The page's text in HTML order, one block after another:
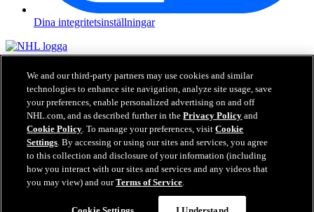
Dina integritetsinställningar
NHL.com är den officiella hemsidan för National Hockey League.
Alla NHL loggor och varumärken, NHL lag loggor och ord
beskrivna här för NHL och dess respektive lag får inte återskapas
utan tidigare skriftlig tillåtelse från NHL Enterprises, L.P. © NHL
2026. Alla Rättigheter Förbehållna. Alla NHL tröjor specialiserade
med NHL spelares namn och nummer är officiellt licenserade av
NHL och NHLPA. Ord och logga kring Zamboni och specialisering
kring Zambonis maskiner är registrerade varumärken hos Frank J.
Zamboni & Co., Inc.© Frank J. Zamboni & Co., Inc. 2026. Alla
Rättigheter Förbehållna. Andra varumärken från tredje part och
upphovsrätter tillhör respektive ägare. Alla Rättigheter Förbehållna.
We and our third-party partners may use cookies and similar
technologies to enhance site navigation, analyze site usage, save
your preferences, enable personalized advertising on and off
NHL.com, and as described further in thePrivacy Policy and
Cookie Policy. To manage your preferences, visitCookie
Settings. By accessing or using our sites and services, you agree
to this collection and disclosure of your information (including
how you interact with our sites and services and any videos that
you may view) and ourTerms of Service.